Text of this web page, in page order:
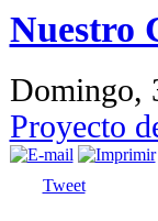
Nuestro
Domingo,
Proyecto
Tweet